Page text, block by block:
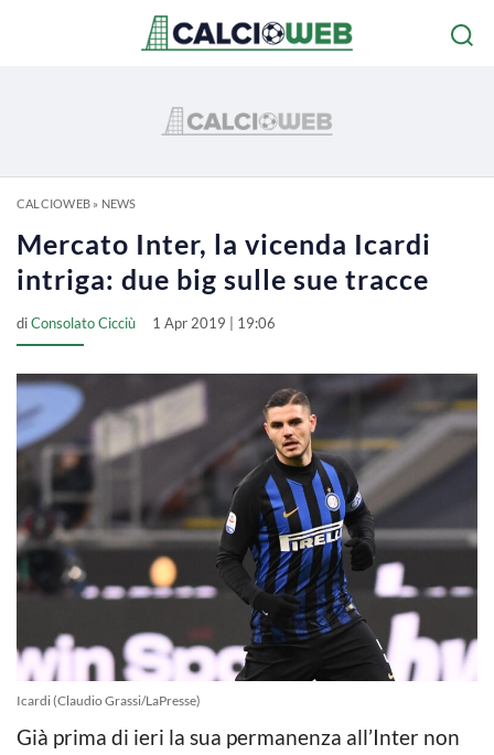
CALCIOWEB» NEWS
Mercato Inter, la vicenda Icardi
intriga: due big sulle sue tracce
diConsolato Cicciù 1 Apr 2019 | 19:06
Icardi (Claudio Grassi/LaPresse)
Già prima di ieri la sua permanenza all’Inter non